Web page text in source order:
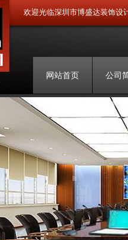
欢迎光临深圳市博盛达装饰设
公司
网站首页